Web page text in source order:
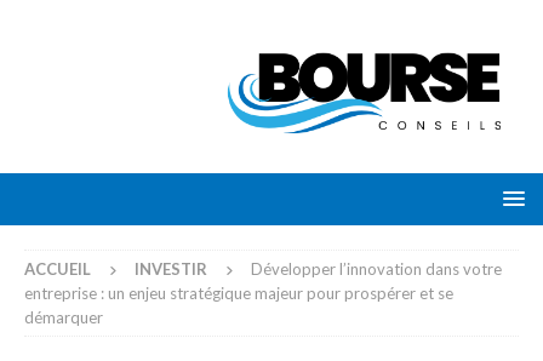
ACCUEIL INVESTIR
Développer l’innovation dans votre
entreprise : un enjeu stratégique majeur pour prospérer et se
démarquer